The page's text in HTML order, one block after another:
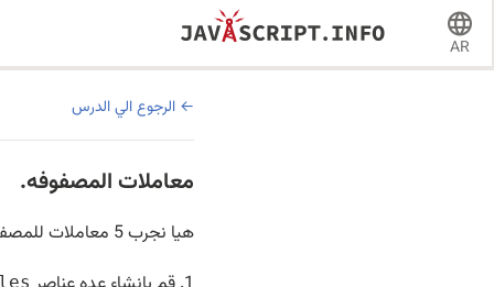
AR
الرجوع الي الدرس
معاملات المصفوفه.
هيا نجرب 5 معاملات للمصفوفه.